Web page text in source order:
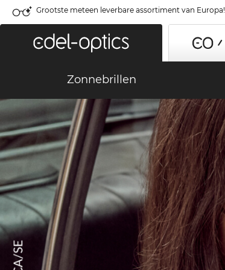
Grootste meteen leverbare assortiment van Europa!
Zonnebrillen